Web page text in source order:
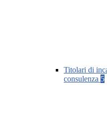
Titolari di
consulenza 5